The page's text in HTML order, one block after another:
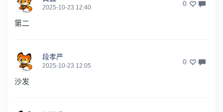
2025-10-23 12:40 0
第二
段孝严
2025-10-23 12:05 0
沙发